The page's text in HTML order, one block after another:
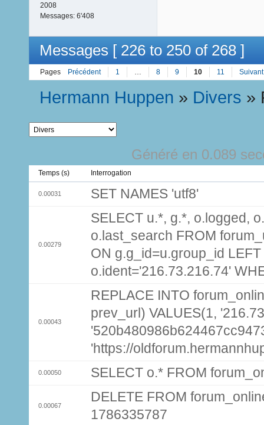
2008
Messages: 6'408
Messages [ 226 to 250 of 268 ]
Pages Précédent 1 … 8 9 10 11 Suivant
Hermann Huppen » Divers »
Généré en 0.089
Temps (s) Interrogation
0.00031 SET NAMES 'utf8'
0.00279
SELECT u.*, g.*, o.logged,
o.last_search FROM
ON g.g_id=u.group_id
o.ident='216.73.216.74'
0.00043
REPLACE INTO
prev_url) VALUES(1,
'https://
0.00050 SELECT o.* FROM
0.00067
DELETE FROM
1786335787